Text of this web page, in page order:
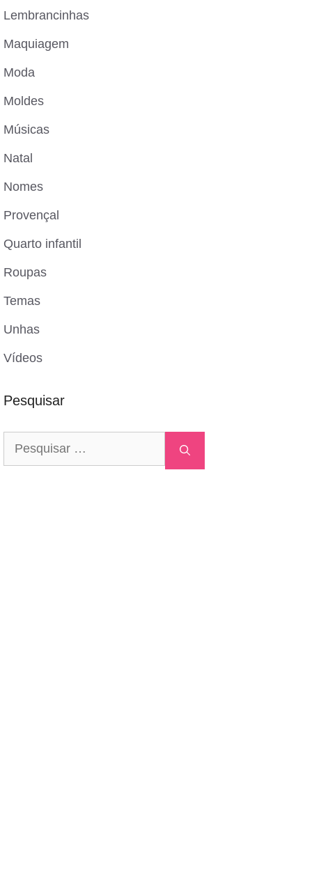
Lembrancinhas
Maquiagem
Moda
Moldes
Músicas
Natal
Nomes
Provençal
Quarto infantil
Roupas
Temas
Unhas
Vídeos
Pesquisar
Pesquisar
por: